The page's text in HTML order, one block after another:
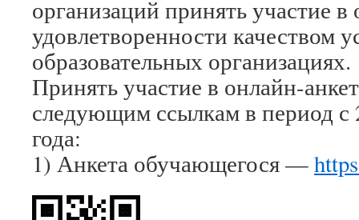
организаций принять участие
удовлетворенности качеством
образовательных организациях.
Принять участие в онлайн-
следующим ссылкам в период с
года:
1) Анкета обучающегося —